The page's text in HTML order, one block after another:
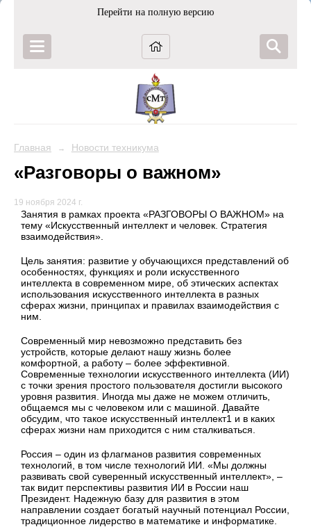
Перейти на полную версию
Главная → Новости техникума
«Разговоры о важном»
19 ноября 2024 г.
Занятия в рамках проекта «РАЗГОВОРЫ О ВАЖНОМ» на
тему «Искусственный интеллект и человек. Стратегия
взаимодействия».
Цель занятия: развитие у обучающихся представлений об
особенностях, функциях и роли искусственного
интеллекта в современном мире, об этических аспектах
использования искусственного интеллекта в разных
сферах жизни, принципах и правилах взаимодействия с
ним.
Современный мир невозможно представить без
устройств, которые делают нашу жизнь более
комфортной, а работу – более эффективной.
Современные технологии искусственного интеллекта (ИИ)
с точки зрения простого пользователя достигли высокого
уровня развития. Иногда мы даже не можем отличить,
общаемся мы с человеком или с машиной. Давайте
обсудим, что такое искусственный интеллект1 и в каких
сферах жизни нам приходится с ним сталкиваться.
Россия – один из флагманов развития современных
технологий, в том числе технологий ИИ. «Мы должны
развивать свой суверенный искусственный интеллект», –
так видит перспективы развития ИИ в России наш
Президент. Надежную базу для развития в этом
направлении создает богатый научный потенциал России,
традиционное лидерство в математике и информатике.